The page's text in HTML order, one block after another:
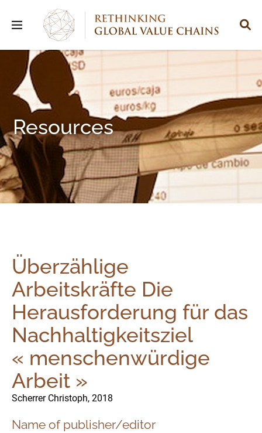
Resources
Überzählige
Arbeitskräfte Die
Herausforderung für das
Nachhaltigkeitsziel
« menschenwürdige
Arbeit »
Scherrer Christoph, 2018
Name of publisher/editor